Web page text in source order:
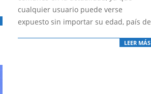
cualquier usuario puede verse
expuesto sin importar su edad, país de
LEER MÁS